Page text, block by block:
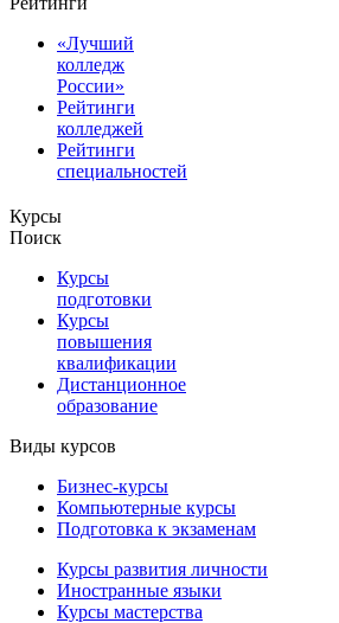
«Лучший
колледж
России»
Рейтинги
колледжей
Рейтинги
специальностей
Курсы
Поиск
Курсы
подготовки
Курсы
повышения
квалификации
Дистанционное
образование
Виды курсов
Бизнес-курсы
Компьютерные курсы
Подготовка к экзаменам
Курсы развития личности
Иностранные языки
Курсы мастерства